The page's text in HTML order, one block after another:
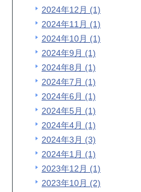
2024年12月 (1)
2024年11月 (1)
2024年10月 (1)
2024年9月 (1)
2024年8月 (1)
2024年7月 (1)
2024年6月 (1)
2024年5月 (1)
2024年4月 (1)
2024年3月 (3)
2024年1月 (1)
2023年12月 (1)
2023年10月 (2)